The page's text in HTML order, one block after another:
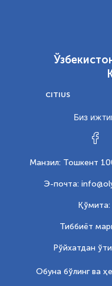
CITIUS
Биз
Манзил: Тошкент
Э-почта:
Тиббиёт
Рўйхатдан
Обуна бўлинг ва